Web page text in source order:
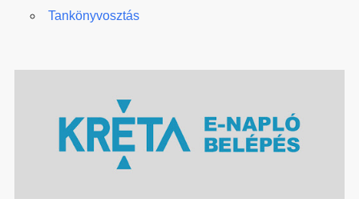
Tankönyvosztás